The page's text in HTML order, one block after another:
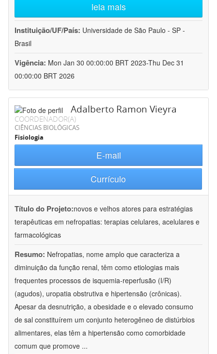
leia mais
Instituição/UF/País: Universidade de São Paulo - SP -
Brasil
Vigência: Mon Jan 30 00:00:00 BRT 2023-Thu Dec 31
00:00:00 BRT 2026
Adalberto Ramon Vieyra
COORDENADOR(A)
CIÊNCIAS BIOLÓGICAS
Fisiologia
E-mail
Currículo
Título do Projeto:novos e velhos atores para estratégias
terapêuticas em nefropatias: terapias celulares, acelulares e
farmacológicas
Resumo: Nefropatias, nome amplo que caracteriza a
diminuição da função renal, têm como etiologias mais
frequentes processos de isquemia-reperfusão (I/R)
(agudos), uropatia obstrutiva e hipertensão (crônicas).
Apesar da desnutrição, a obesidade e o elevado consumo
de sal constituírem um conjunto heterogêneo de distúrbios
alimentares, elas têm a hipertensão como comorbidade
comum que promove ...